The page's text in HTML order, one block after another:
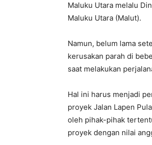
Maluku Utara melalu
Maluku Utara (Malut).
Namun, belum lama
kerusakan parah di
saat melakukan
Hal ini harus menjadi
proyek Jalan Lapen
oleh pihak-pihak
proyek dengan nilai